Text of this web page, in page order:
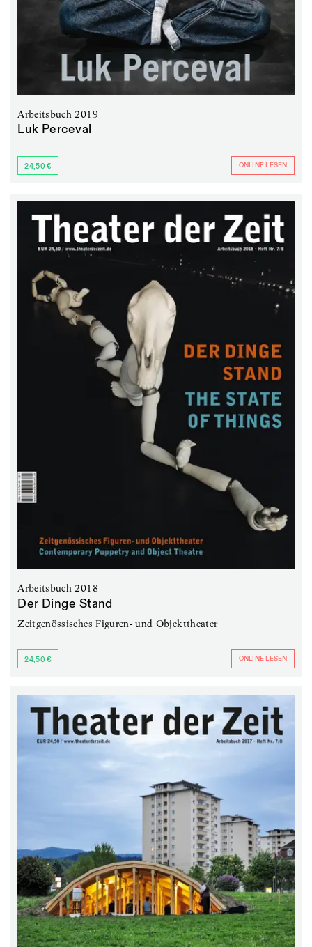
Arbeitsbuch 2019
Luk Perceval
24,50 € ONLINE LESEN
Arbeitsbuch 2018
Der Dinge Stand
Zeitgenössisches Figuren- und Objekttheater
24,50 € ONLINE LESEN